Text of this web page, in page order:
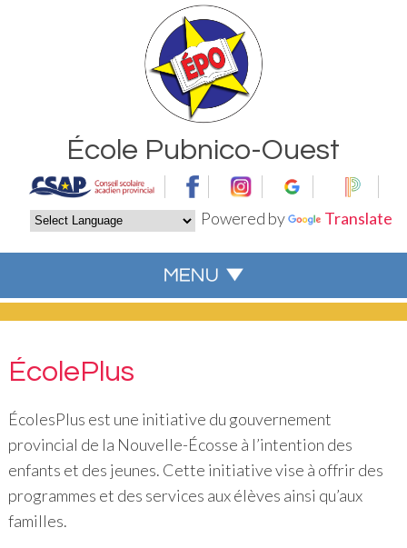
Powered by Translate
École Pubnico-Ouest
ÉcolePlus
ÉcolesPlus est une initiative du gouvernement
provincial de la Nouvelle-Écosse à l’intention des
enfants et des jeunes. Cette initiative vise à offrir des
programmes et des services aux élèves ainsi qu’aux
familles.